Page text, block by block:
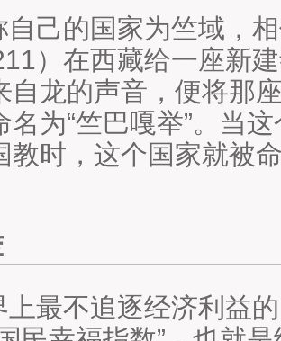
自己的国家为竺域，
）在西藏给一座新
自龙的声音，便将那
名为“竺巴嘎举”。当
教时，这个国家就被
上最不追逐经济利益